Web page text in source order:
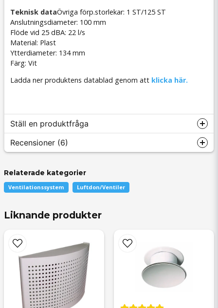
Teknisk dataÖvriga förp.storlekar: 1 ST/125 ST
Anslutningsdiameter: 100 mm
Flöde vid 25 dBA: 22 l/s
Material: Plast
Ytterdiameter: 134 mm
Färg: Vit
Ladda ner produktens datablad genom att klicka här.
Ställ en produktfråga
question
Fråga oss något om denna produkten...
nameNamn
email
Mejladress
Recensioner (6)
Anonym
Anonym
för 5 månader sedan
Lars
Relaterade kategorier
Ventilationssystem Luftdon/Ventiler
Liknande produkter